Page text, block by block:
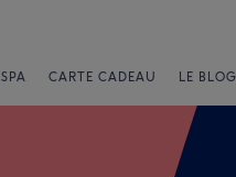
SPA CARTE CADEAU LE